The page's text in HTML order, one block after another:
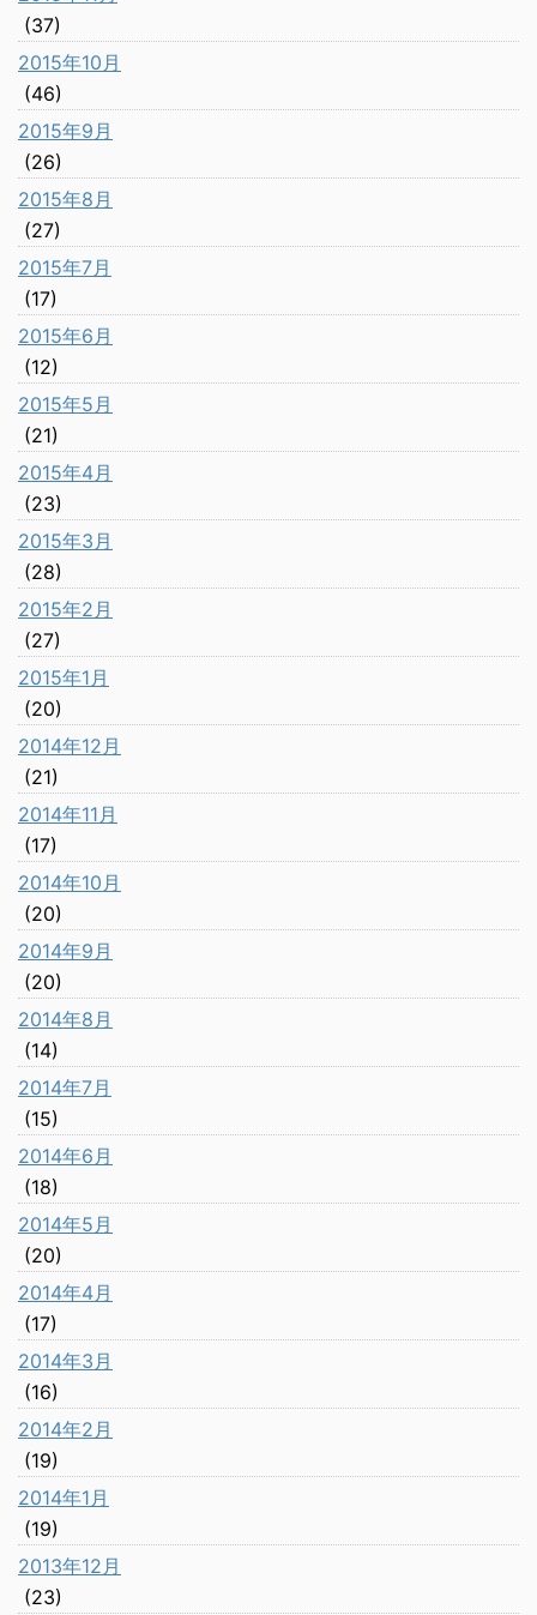
(37)
2015年10月
(46)
2015年9月
(26)
2015年8月
(27)
2015年7月
(17)
2015年6月
(12)
2015年5月
(21)
2015年4月
(23)
2015年3月
(28)
2015年2月
(27)
2015年1月
(20)
2014年12月
(21)
2014年11月
(17)
2014年10月
(20)
2014年9月
(20)
2014年8月
(14)
2014年7月
(15)
2014年6月
(18)
2014年5月
(20)
2014年4月
(17)
2014年3月
(16)
2014年2月
(19)
2014年1月
(19)
2013年12月
(23)